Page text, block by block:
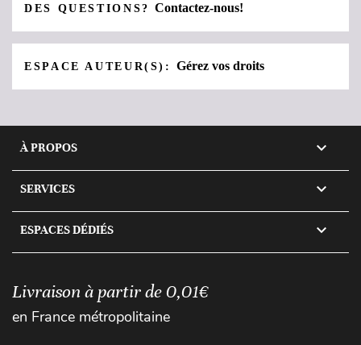
DES QUESTIONS?Contactez-nous!
ESPACE AUTEUR(S):Gérez vos droits
À PROPOS 
SERVICES 
ESPACES DÉDIÉS 
Livraison à partir de 0,01€
en France métropolitaine